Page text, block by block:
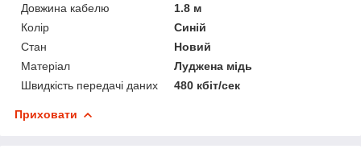
Довжина кабелю
1.8 м
Колір
Синій
Стан
Новий
Матеріал
Луджена мідь
Швидкість передачі даних
480 кбіт/сек
Приховати